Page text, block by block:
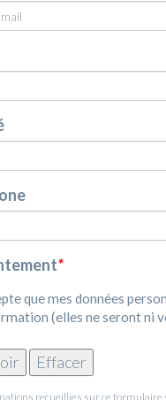
*
que mes données
(elles ne seront ni
recueillies sur ce